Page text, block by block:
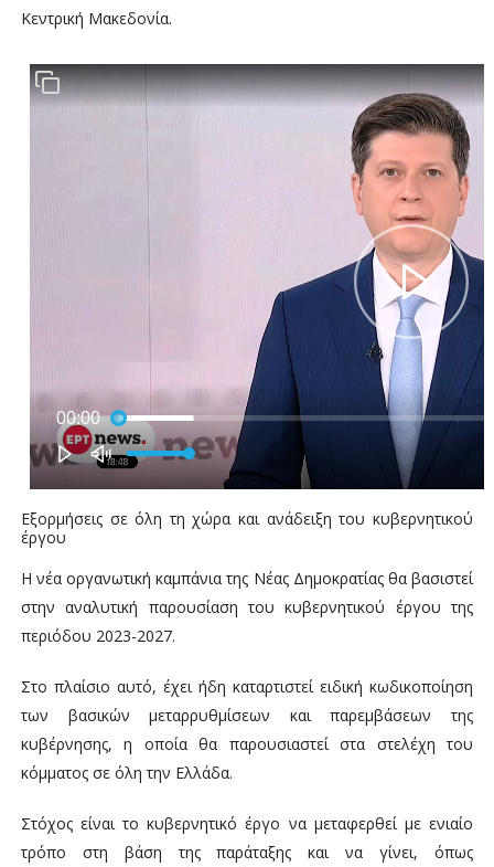
Κεντρική Μακεδονία.
Εξορμήσεις σε όλη τη χώρα και ανάδειξη του κυβερνητικού
έργου
Η νέα οργανωτική καμπάνια της Νέας Δημοκρατίας θα βασιστεί
στην αναλυτική παρουσίαση του κυβερνητικού έργου της
περιόδου 2023-2027.
Στο πλαίσιο αυτό, έχει ήδη καταρτιστεί ειδική κωδικοποίηση
των βασικών μεταρρυθμίσεων και παρεμβάσεων της
κυβέρνησης, η οποία θα παρουσιαστεί στα στελέχη του
κόμματος σε όλη την Ελλάδα.
Στόχος είναι το κυβερνητικό έργο να μεταφερθεί με ενιαίο
τρόπο στη βάση της παράταξης και να γίνει, όπως